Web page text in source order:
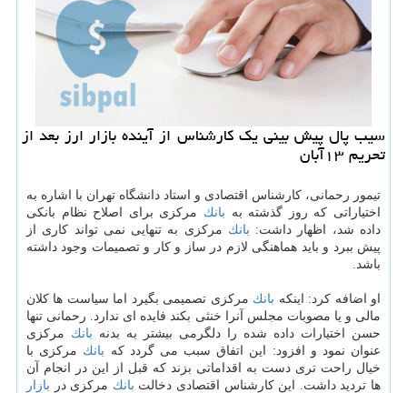
سیب پال پیش بینی یك كارشناس از آینده بازار ارز بعد از
تحریم ۱۳آبان
تیمور رحمانی، كارشناس اقتصادی و استاد دانشگاه تهران با اشاره به
اختیاراتی كه روز گذشته به بانك مركزی برای اصلاح نظام بانكی
داده شد، اظهار داشت: بانك مركزی به تنهایی نمی تواند كاری از
پیش ببرد و باید هماهنگی لازم در ساز و كار و تصمیمات وجود داشته
باشد.
او اضافه كرد: اینكه بانك مركزی تصمیمی بگیرد اما سیاست ها كلان
مالی و یا مصوبات مجلس آنرا خنثی بكند فایده ای ندارد. رحمانی تنها
حسن اختیارات داده شده را دلگرمی بیشتر به بدنه بانك مركزی
عنوان نمود و افزود: این اتفاق سبب می گردد كه بانك مركزی با
خیال راحت تری دست به اقداماتی بزند كه قبل از این در انجام آن
ها تردید داشت. این كارشناس اقتصادی دخالت بانك مركزی در بازار